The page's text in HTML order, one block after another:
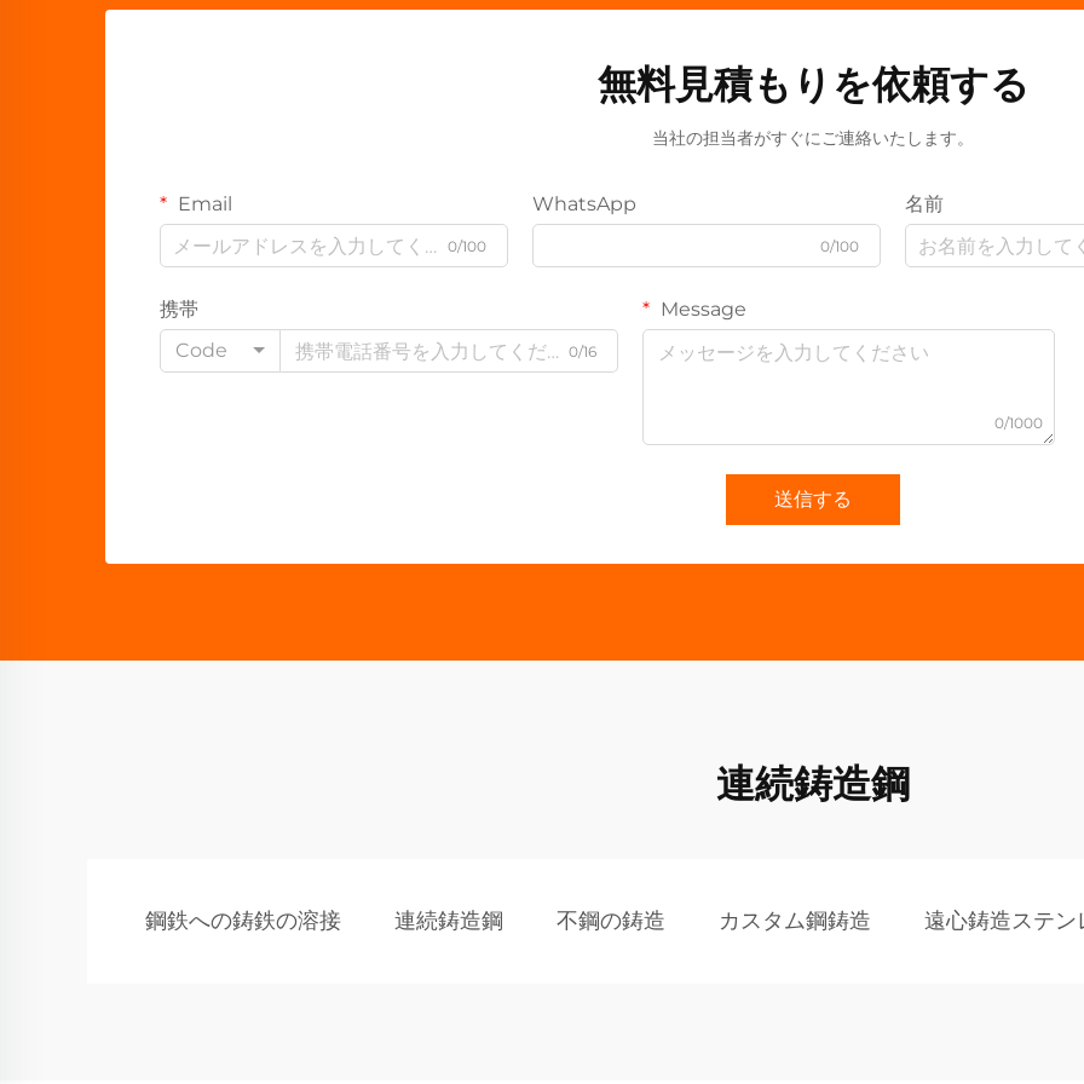
無料見積もりを依頼する
当社の担当者がすぐにご連絡いたします。
Email
0/100
WhatsApp
0/100
名前
携帯
Code
0/16
Message
0/1000
送信する
連続鋳造鋼
鋼鉄への鋳鉄の溶接 連続鋳造鋼 不鋼の鋳造 カスタム鋼鋳造 遠心鋳造ステン